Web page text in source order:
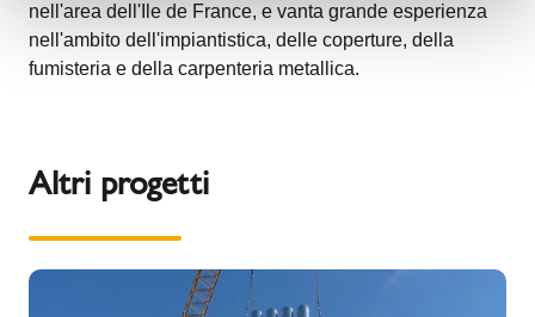
nell'area dell'Ile de France, e vanta grande esperienza
nell'ambito dell'impiantistica, delle coperture, della
fumisteria e della carpenteria metallica.
Altri progetti